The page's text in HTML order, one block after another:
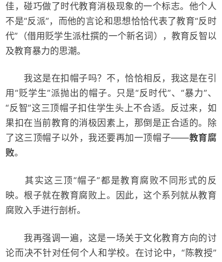
佳，碰巧做了时代教育消极现象的一个标志。他个人
不是“反派”，而他的言论和思想恰恰代表了教育“反时
代”（借用贬学生派杜撰的一个新名词），教育反智以
及教育暴力的思潮。
我这是在扣帽子吗？不，恰恰相反，我这是在引
用“贬学生”派抛出的帽子。只是“反时代”、“暴力”、
“反智”这三顶帽子扣住学生头上不合适。反过来，如
果扣在当前教育的消极因素上，那倒是正合适的。除
了这三顶帽子以外，我还要再加一顶帽子——教育腐
败。
其实这三顶“帽子”都是教育腐败不同形式的反
映。根子就在教育腐败上。因此，这个系列就从教育
腐败入手进行剖析。
我再强调一遍，这是一场关于文化教育方向的讨
论而决不针对任何个人和学校。在讨论中，“陈教授”